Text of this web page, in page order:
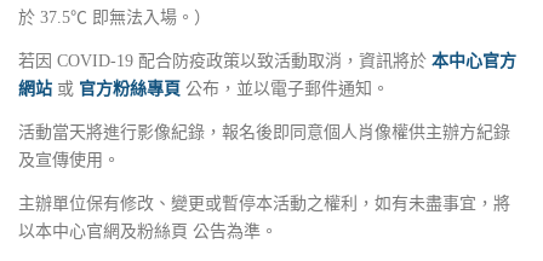
於 37.5℃ 即無法入場。）
若因 COVID-19 配合防疫政策以致活動取消，資訊將於 本中心官方
網站 或 官方粉絲專頁 公布，並以電子郵件通知。
活動當天將進行影像紀錄，報名後即同意個人肖像權供主辦方紀錄
及宣傳使用。
主辦單位保有修改、變更或暫停本活動之權利，如有未盡事宜，將
以本中心官網及粉絲頁 公告為準。